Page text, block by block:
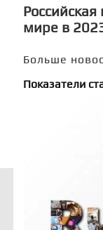
мире в
Больше
Показатели